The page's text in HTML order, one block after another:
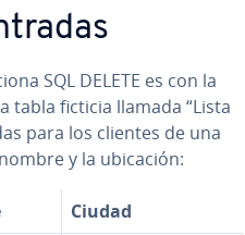
SQL DELETE es con la
tabla ficticia llamada “Lista
para los clientes de una
y la ubicación:
Ciudad